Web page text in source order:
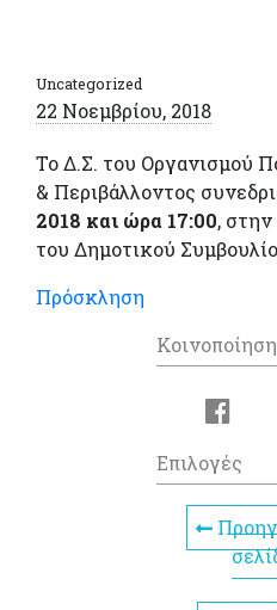
Uncategorized
22 Νοεμβρίου, 2018
Το Δ.Σ. του Οργανισμού
& Περιβάλλοντος
2018 και ώρα 17:00,
του Δημοτικού
Πρόσκληση
Κοινοποίηση
Επιλογές